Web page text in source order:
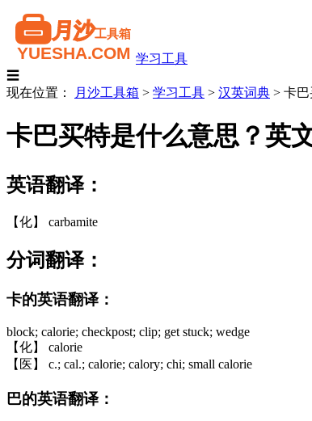
学习工具
☰
现在位置：
月沙工具箱 > 学习工具 > 汉英词典 > 卡
卡巴买特是什么意思？英
英语翻译：
【化】 carbamite
分词翻译：
卡的英语翻译：
block; calorie; checkpost; clip; get stuck; wedge
【化】 calorie
【医】 c.; cal.; calorie; calory; chi; small calorie
巴的英语翻译：